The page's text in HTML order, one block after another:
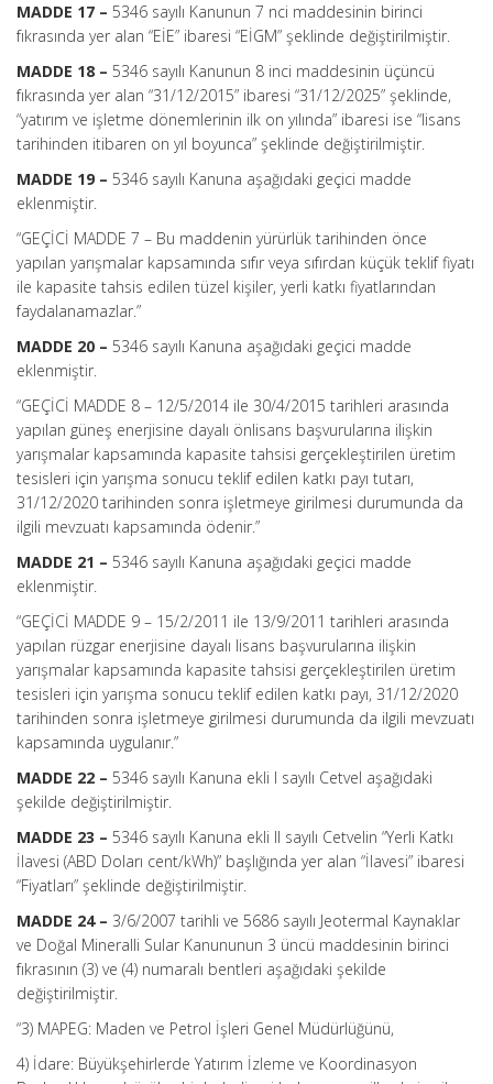
MADDE 17 – 5346 sayılı Kanunun 7 nci maddesinin birinci
fıkrasında yer alan “EİE” ibaresi “EİGM” şeklinde değiştirilmiştir.
MADDE 18 – 5346 sayılı Kanunun 8 inci maddesinin üçüncü
fıkrasında yer alan “31/12/2015” ibaresi “31/12/2025” şeklinde,
“yatırım ve işletme dönemlerinin ilk on yılında” ibaresi ise “lisans
tarihinden itibaren on yıl boyunca” şeklinde değiştirilmiştir.
MADDE 19 – 5346 sayılı Kanuna aşağıdaki geçici madde
eklenmiştir.
“GEÇİCİ MADDE 7 – Bu maddenin yürürlük tarihinden önce
yapılan yarışmalar kapsamında sıfır veya sıfırdan küçük teklif fiyatı
ile kapasite tahsis edilen tüzel kişiler, yerli katkı fiyatlarından
faydalanamazlar.”
MADDE 20 – 5346 sayılı Kanuna aşağıdaki geçici madde
eklenmiştir.
“GEÇİCİ MADDE 8 – 12/5/2014 ile 30/4/2015 tarihleri arasında
yapılan güneş enerjisine dayalı önlisans başvurularına ilişkin
yarışmalar kapsamında kapasite tahsisi gerçekleştirilen üretim
tesisleri için yarışma sonucu teklif edilen katkı payı tutarı,
31/12/2020 tarihinden sonra işletmeye girilmesi durumunda da
ilgili mevzuatı kapsamında ödenir.”
MADDE 21 – 5346 sayılı Kanuna aşağıdaki geçici madde
eklenmiştir.
“GEÇİCİ MADDE 9 – 15/2/2011 ile 13/9/2011 tarihleri arasında
yapılan rüzgar enerjisine dayalı lisans başvurularına ilişkin
yarışmalar kapsamında kapasite tahsisi gerçekleştirilen üretim
tesisleri için yarışma sonucu teklif edilen katkı payı, 31/12/2020
tarihinden sonra işletmeye girilmesi durumunda da ilgili mevzuatı
kapsamında uygulanır.”
MADDE 22 – 5346 sayılı Kanuna ekli I sayılı Cetvel aşağıdaki
şekilde değiştirilmiştir.
MADDE 23 – 5346 sayılı Kanuna ekli II sayılı Cetvelin “Yerli Katkı
İlavesi (ABD Doları cent/kWh)” başlığında yer alan “İlavesi” ibaresi
“Fiyatları” şeklinde değiştirilmiştir.
MADDE 24 – 3/6/2007 tarihli ve 5686 sayılı Jeotermal Kaynaklar
ve Doğal Mineralli Sular Kanununun 3 üncü maddesinin birinci
fıkrasının (3) ve (4) numaralı bentleri aşağıdaki şekilde
değiştirilmiştir.
“3) MAPEG: Maden ve Petrol İşleri Genel Müdürlüğünü,
4) İdare: Büyükşehirlerde Yatırım İzleme ve Koordinasyon